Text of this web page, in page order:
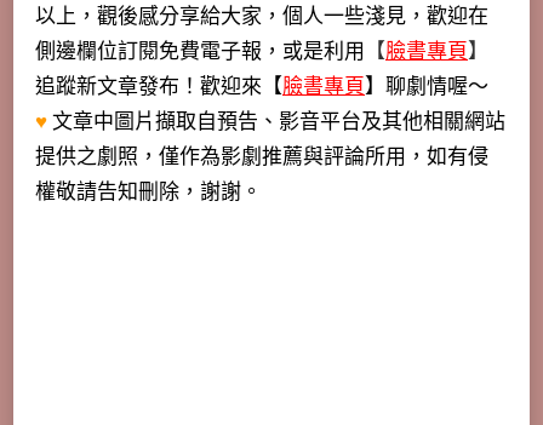
以上，觀後感分享給大家，個人一些淺見，歡迎在
側邊欄位訂閱免費電子報，或是利用 【臉書專頁】
追蹤新文章發布！歡迎來【臉書專頁】聊劇情喔～
♥文章中圖片擷取自預告、影音平台及其他相關網站
提供之劇照，僅作為影劇推薦與評論所用，如有侵
權敬請告知刪除，謝謝。